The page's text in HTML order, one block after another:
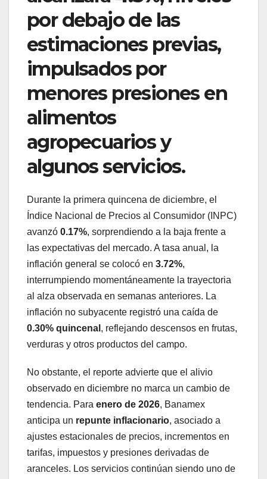
por debajo de las
estimaciones previas,
impulsados por
menores presiones en
alimentos
agropecuarios y
algunos servicios.
Durante la primera quincena de diciembre, el
Índice Nacional de Precios al Consumidor (INPC)
avanzó 0.17%, sorprendiendo a la baja frente a
las expectativas del mercado. A tasa anual, la
inflación general se colocó en 3.72%,
interrumpiendo momentáneamente la trayectoria
al alza observada en semanas anteriores. La
inflación no subyacente registró una caída de
0.30% quincenal , reflejando descensos en frutas,
verduras y otros productos del campo.
No obstante, el reporte advierte que el alivio
observado en diciembre no marca un cambio de
tendencia. Para enero de 2026, Banamex
anticipa un repunte inflacionario, asociado a
ajustes estacionales de precios, incrementos en
tarifas, impuestos y presiones derivadas de
aranceles. Los servicios continúan siendo uno de